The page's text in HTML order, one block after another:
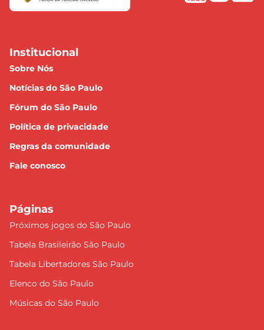
Institucional
Sobre Nós
Notícias do São Paulo
Fórum do São Paulo
Política de privacidade
Regras da comunidade
Fale conosco
Páginas
Próximos jogos do São Paulo
Tabela Brasileirão São Paulo
Tabela Libertadores São Paulo
Elenco do São Paulo
Músicas do São Paulo